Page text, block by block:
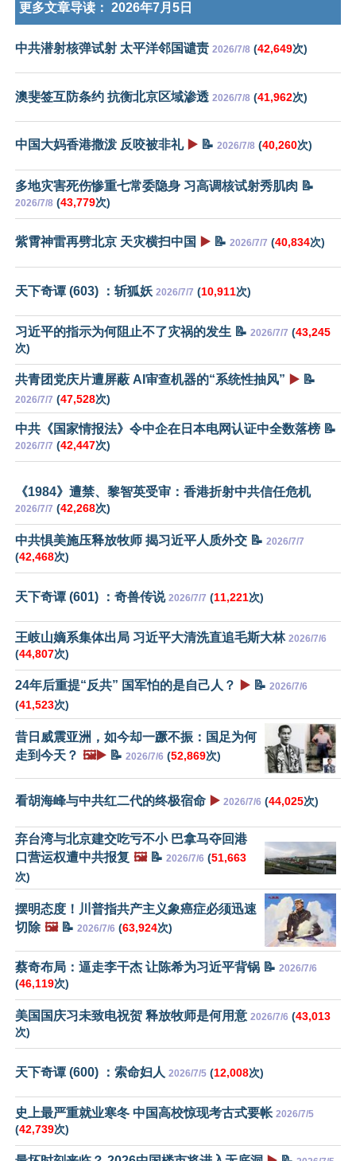
更多文章导读： 2026年7月5日
中共潜射核弹试射 太平洋邻国谴责 2026/7/8 (42,649次)
澳斐签互防条约 抗衡北京区域渗透 2026/7/8 (41,962次)
中国大妈香港撒泼 反咬被非礼 ▶️ 📝 2026/7/8 (40,260次)
多地灾害死伤惨重七常委隐身 习高调核试射秀肌肉 📝
2026/7/8 (43,779次)
紫霄神雷再劈北京 天灾横扫中国 ▶️ 📝 2026/7/7 (40,834次)
天下奇谭 (603) ：斩狐妖 2026/7/7 (10,911次)
习近平的指示为何阻止不了灾祸的发生 📝 2026/7/7 (43,245
次)
共青团党庆片遭屏蔽 AI审查机器的“系统性抽风” ▶️ 📝
2026/7/7 (47,528次)
中共《国家情报法》令中企在日本电网认证中全数落榜 📝
2026/7/7 (42,447次)
《1984》遭禁、黎智英受审：香港折射中共信任危机
2026/7/7 (42,268次)
中共惧美施压释放牧师 揭习近平人质外交 📝 2026/7/7
(42,468次)
天下奇谭 (601) ：奇兽传说 2026/7/7 (11,221次)
王岐山嫡系集体出局 习近平大清洗直追毛斯大林 2026/7/6
(44,807次)
24年后重提“反共” 国军怕的是自己人？ ▶️ 📝 2026/7/6
(41,523次)
昔日威震亚洲，如今却一蹶不振：国足为何
走到今天？ 🖼️▶️ 📝 2026/7/6 (52,869次)
看胡海峰与中共红二代的终极宿命 ▶️ 2026/7/6 (44,025次)
弃台湾与北京建交吃亏不小 巴拿马夺回港
口营运权遭中共报复 🖼️📝 2026/7/6 (51,663
次)
摆明态度！川普指共产主义象癌症必须迅速
切除 🖼️📝 2026/7/6 (63,924次)
蔡奇布局：逼走李干杰 让陈希为习近平背锅 📝 2026/7/6
(46,119次)
美国国庆习未致电祝贺 释放牧师是何用意 2026/7/6 (43,013
次)
天下奇谭 (600) ：索命妇人 2026/7/5 (12,008次)
史上最严重就业寒冬 中国高校惊现考古式要帐 2026/7/5
(42,739次)